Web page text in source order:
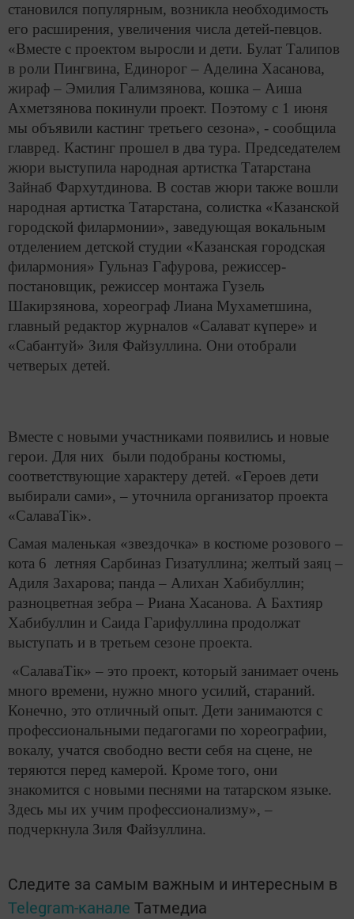
становился популярным, возникла необходимость
его расширения, увеличения числа детей-певцов.
«Вместе с проектом выросли и дети. Булат Талипов
в роли Пингвина, Единорог – Аделина Хасанова,
жираф – Эмилия Галимзянова, кошка – Аиша
Ахметзянова покинули проект. Поэтому с 1 июня
мы объявили кастинг третьего сезона», - сообщила
главред. Кастинг прошел в два тура. Председателем
жюри выступила народная артистка Татарстана
Зайнаб Фархутдинова. В состав жюри также вошли
народная артистка Татарстана, солистка «Казанской
городской филармонии», заведующая вокальным
отделением детской студии «Казанская городская
филармония» Гульназ Гафурова, режиссер-
постановщик, режиссер монтажа Гузель
Шакирзянова, хореограф Лиана Мухаметшина,
главный редактор журналов «Салават күпере» и
«Сабантуй» Зиля Файзуллина. Они отобрали
четверых детей.
Вместе с новыми участниками появились и новые
герои. Для них были подобраны костюмы,
соответствующие характеру детей. «Героев дети
выбирали сами», – уточнила организатор проекта
«СалаваТік».
Самая маленькая «звездочка» в костюме розового –
кота 6 летняя Сарбиназ Гизатуллина; желтый заяц –
Адиля Захарова; панда – Алихан Хабибуллин;
разноцветная зебра – Риана Хасанова. А Бахтияр
Хабибуллин и Саида Гарифуллина продолжат
выступать и в третьем сезоне проекта.
«СалаваТік» – это проект, который занимает очень
много времени, нужно много усилий, стараний.
Конечно, это отличный опыт. Дети занимаются с
профессиональными педагогами по хореографии,
вокалу, учатся свободно вести себя на сцене, не
теряются перед камерой. Кроме того, они
знакомится с новыми песнями на татарском языке.
Здесь мы их учим профессионализму», –
подчеркнула Зиля Файзуллина.
Следите за самым важным и интересным в
Telegram-канале Татмедиа